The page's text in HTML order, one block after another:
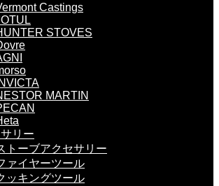
Castings
STOVES
INVICTA
MARTIN
リー
トーブアクセサリー
ァイヤーツール
ッキングツール